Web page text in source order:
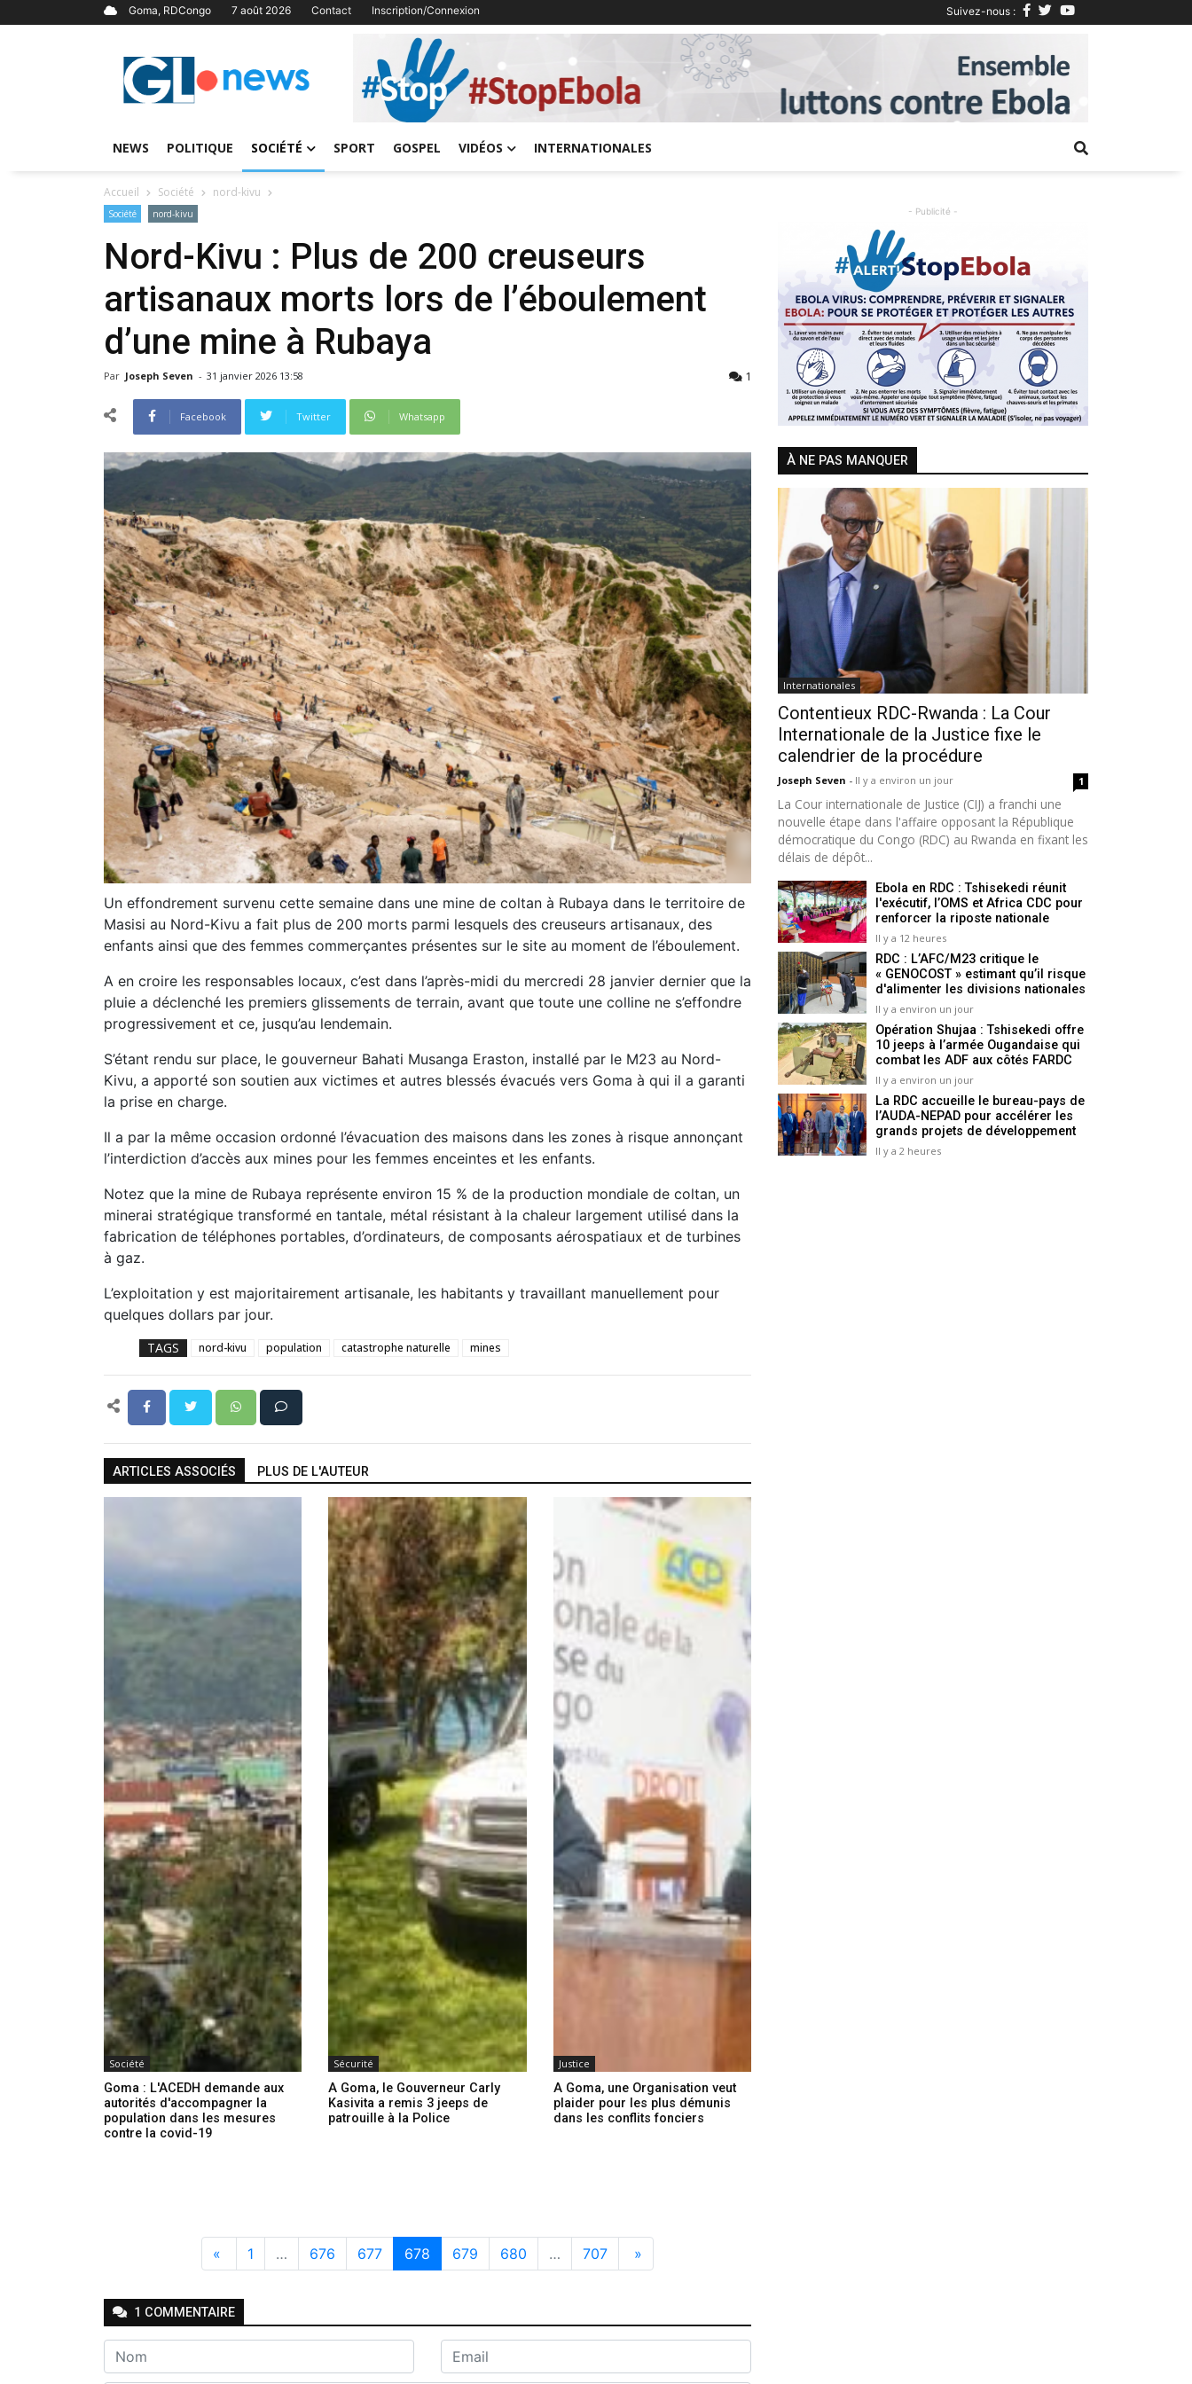
Goma, RDCongo 7 août 2026 Contact Inscription/Connexion Suivez-nous :
Previous Next
NEWS POLITIQUE SOCIÉTÉ SPORT GOSPEL VIDÉOS INTERNATIONALES
Accueil Société nord-kivu
Société nord-kivu
Nord-Kivu : Plus de 200 creuseurs
artisanaux morts lors de l’éboulement
d’une mine à Rubaya
Par Joseph Seven - 31 janvier 2026 13:58 1
Facebook Twitter Whatsapp
Un effondrement survenu cette semaine dans une mine de coltan à Rubaya dans le territoire de
Masisi au Nord-Kivu a fait plus de 200 morts parmi lesquels des creuseurs artisanaux, des
enfants ainsi que des femmes commerçantes présentes sur le site au moment de l’éboulement.
A en croire les responsables locaux, c’est dans l’après-midi du mercredi 28 janvier dernier que la
pluie a déclenché les premiers glissements de terrain, avant que toute une colline ne s’effondre
progressivement et ce, jusqu’au lendemain.
S’étant rendu sur place, le gouverneur Bahati Musanga Eraston, installé par le M23 au Nord-
Kivu, a apporté son soutien aux victimes et autres blessés évacués vers Goma à qui il a garanti
la prise en charge.
Il a par la même occasion ordonné l’évacuation des maisons dans les zones à risque annonçant
l’interdiction d’accès aux mines pour les femmes enceintes et les enfants.
Notez que la mine de Rubaya représente environ 15 % de la production mondiale de coltan, un
minerai stratégique transformé en tantale, métal résistant à la chaleur largement utilisé dans la
fabrication de téléphones portables, d’ordinateurs, de composants aérospatiaux et de turbines
à gaz.
L’exploitation y est majoritairement artisanale, les habitants y travaillant manuellement pour
quelques dollars par jour.
TAGS nord-kivu population catastrophe naturelle mines
ARTICLES ASSOCIÉS PLUS DE L'AUTEUR
Société
Goma : L'ACEDH demande aux
autorités d'accompagner la
population dans les mesures
contre la covid-19
Sécurité
A Goma, le Gouverneur Carly
Kasivita a remis 3 jeeps de
patrouille à la Police
Justice
A Goma, une Organisation veut
plaider pour les plus démunis
dans les conflits fonciers
« 1 … 676 677 678 679 680 … 707 »
1 COMMENTAIRE
- Publicité -
Previous Next
À NE PAS MANQUER
Internationales
Contentieux RDC-Rwanda : La Cour
Internationale de la Justice fixe le
calendrier de la procédure
Joseph Seven - Il y a environ un jour 1
La Cour internationale de Justice (CIJ) a franchi une
nouvelle étape dans l'affaire opposant la République
démocratique du Congo (RDC) au Rwanda en fixant les
délais de dépôt...
Ebola en RDC : Tshisekedi réunit
l'exécutif, l’OMS et Africa CDC pour
renforcer la riposte nationale
Il y a 12 heures
RDC : L’AFC/M23 critique le
« GENOCOST » estimant qu’il risque
d'alimenter les divisions nationales
Il y a environ un jour
Opération Shujaa : Tshisekedi offre
10 jeeps à l’armée Ougandaise qui
combat les ADF aux côtés FARDC
Il y a environ un jour
La RDC accueille le bureau-pays de
l’AUDA-NEPAD pour accélérer les
grands projets de développement
Il y a 2 heures